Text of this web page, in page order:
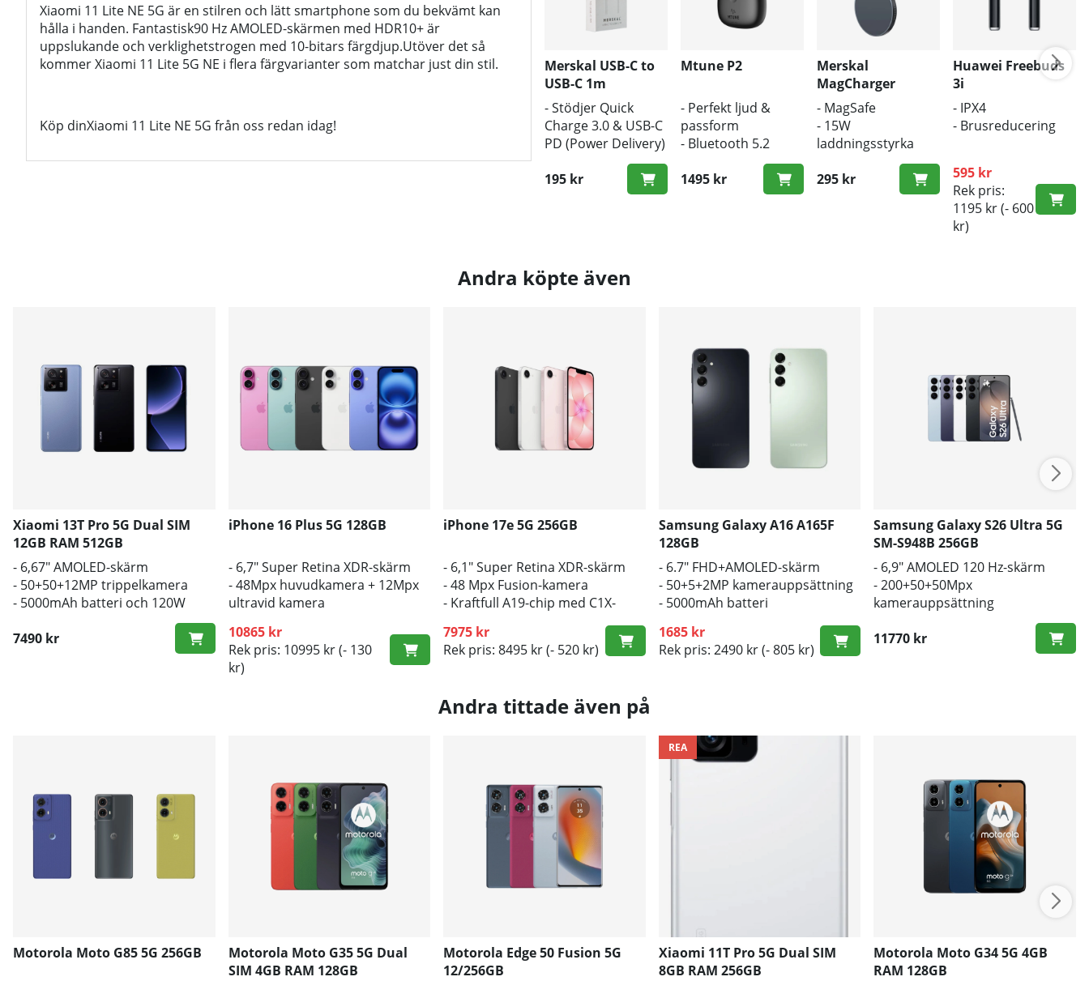
Xiaomi 11 Lite NE 5G är en stilren och lätt smartphone som du bekvämt kan
hålla i handen. Fantastisk90 Hz AMOLED-skärmen med HDR10+ är
uppslukande och verklighetstrogen med 10-bitars färgdjup.Utöver det så
kommer Xiaomi 11 Lite 5G NE i flera färgvarianter som matchar just din stil.
Köp dinXiaomi 11 Lite NE 5G från oss redan idag!
Merskal USB-C to
USB-C 1m
- Stödjer Quick
Charge 3.0 & USB-C
PD (Power Delivery)
- Snabb hastighet
195 kr
Mtune P2
- Perfekt ljud &
passform
- Bluetooth 5.2
- Trådlös laddning
1495 kr
Merskal
MagCharger
- MagSafe
- 15W
laddningsstyrka
- Trådlös laddare
295 kr
Huawei Freebuds
3i
- IPX4
- Brusreducering
595 kr
Rek pris:
1195 kr(- 600
kr)
Andra köpte även
Xiaomi 13T Pro 5G Dual SIM
12GB RAM 512GB
- 6,67" AMOLED-skärm
- 50+50+12MP trippelkamera
- 5000mAh batteri och 120W
7490 kr
iPhone 16 Plus 5G 128GB
- 6,7" Super Retina XDR-skärm
- 48Mpx huvudkamera + 12Mpx
ultravid kamera
10865 kr
Rek pris: 10995 kr(- 130
kr)
iPhone 17e 5G 256GB
- 6,1" Super Retina XDR-skärm
- 48 Mpx Fusion-kamera
- Kraftfull A19-chip med C1X-
7975 kr
Rek pris: 8495 kr(- 520 kr)
Samsung Galaxy A16 A165F
128GB
- 6.7" FHD+AMOLED-skärm
- 50+5+2MP kamerauppsättning
- 5000mAh batteri
1685 kr
Rek pris: 2490 kr(- 805 kr)
Samsung Galaxy S26 Ultra 5G
SM-S948B 256GB
- 6,9" AMOLED 120 Hz-skärm
- 200+50+50Mpx
kamerauppsättning
laddning
11770 kr
Andra tittade även på
Motorola Moto G85 5G 256GB
Motorola Moto G35 5G Dual
SIM 4GB RAM 128GB
Motorola Edge 50 Fusion 5G
12/256GB
REA
Xiaomi 11T Pro 5G Dual SIM
8GB RAM 256GB
Motorola Moto G34 5G 4GB
RAM 128GB